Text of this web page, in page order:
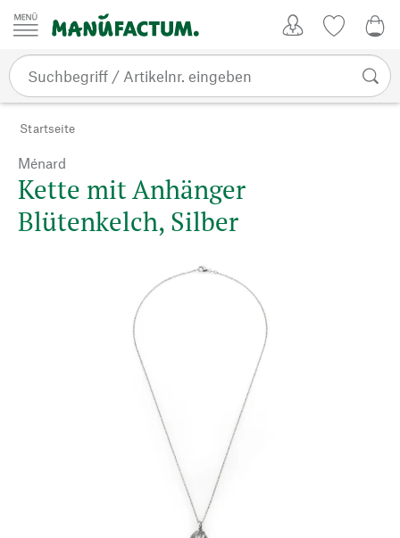
Zum Inhalt springen
Startseite
Ménard
Kette mit Anhänger
Blütenkelch, Silber